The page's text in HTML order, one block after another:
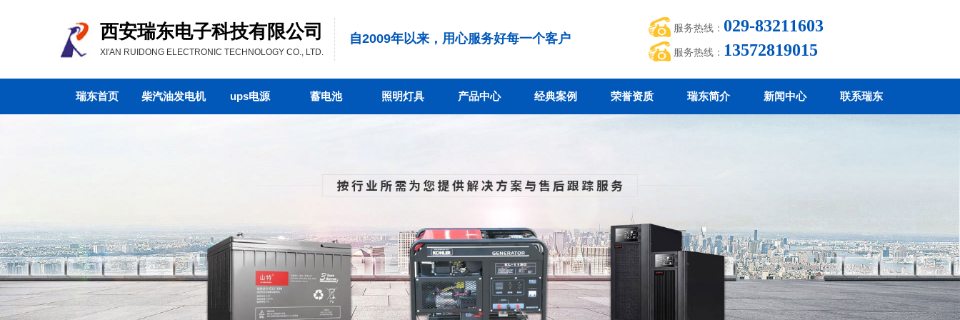
西安瑞东电子科技有限公司
XI'AN RUIDONG ELECTRONIC TECHNOLOGY CO., LTD.
自2009年以来，用心服务好每一个客户
服务热线： 029-83211603
服务热线： 13572819015
瑞东首页 柴汽油发电机 ups电源 蓄电池 照明灯具 产品中心 经典案例 荣誉资质 瑞东简介 新闻中心 联系瑞东